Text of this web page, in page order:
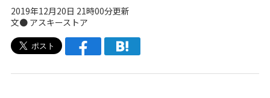
2019年12月20日 21時00分更新
文● アスキーストア